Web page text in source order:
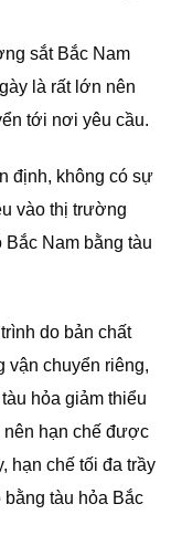
sắt Bắc Nam
là rất lớn nên
tới nơi yêu cầu.
định, không có sự
vào thị trường
Bắc Nam bằng tàu
do bản chất
vận chuyển riêng,
hỏa giảm thiểu
nên hạn chế được
hạn chế tối đa trầy
tàu hỏa Bắc